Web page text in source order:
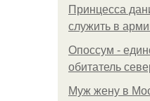
Принцесса
служить в
Опоссум -
обитатель
Mуж жену в